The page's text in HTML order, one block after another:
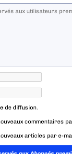
de diffusion.
commentaires
articles par e-